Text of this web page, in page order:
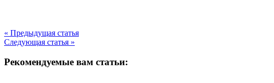
« Предыдущая статья
Следующая статья »
Рекомендуемые вам статьи: